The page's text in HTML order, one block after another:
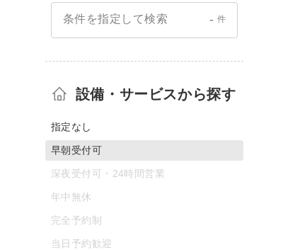
条件を指定して検索 - 件
設備・サービスから探す
指定なし
早朝受付可
深夜受付可・24時間営業
年中無休
完全予約制
当日予約歓迎